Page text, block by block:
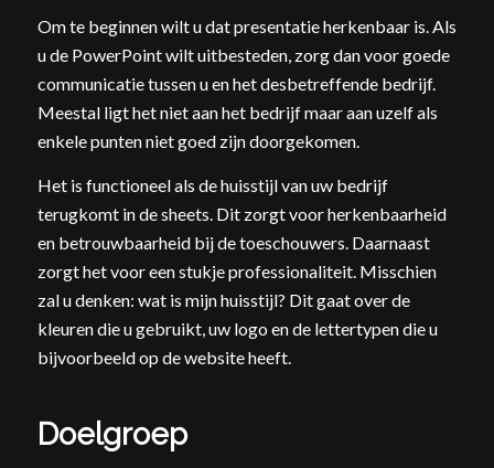
Om te beginnen wilt u dat presentatie herkenbaar is. Als
u de PowerPoint wilt uitbesteden, zorg dan voor goede
communicatie tussen u en het desbetreffende bedrijf.
Meestal ligt het niet aan het bedrijf maar aan uzelf als
enkele punten niet goed zijn doorgekomen.
Het is functioneel als de huisstijl van uw bedrijf
terugkomt in de sheets. Dit zorgt voor herkenbaarheid
en betrouwbaarheid bij de toeschouwers. Daarnaast
zorgt het voor een stukje professionaliteit. Misschien
zal u denken: wat is mijn huisstijl? Dit gaat over de
kleuren die u gebruikt, uw logo en de lettertypen die u
bijvoorbeeld op de website heeft.
Doelgroep